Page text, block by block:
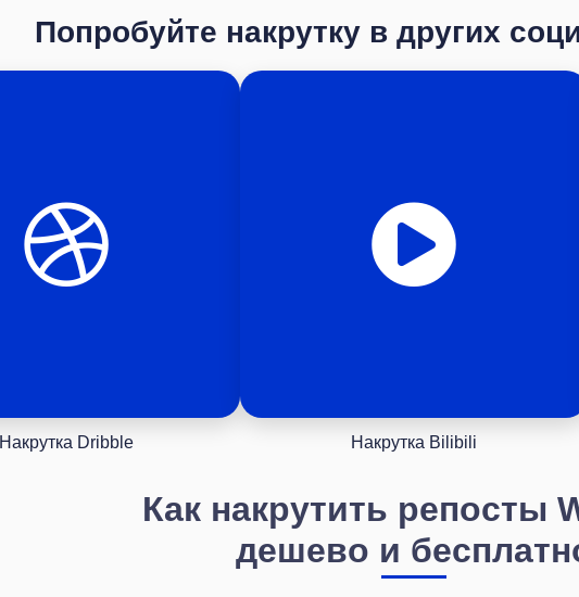
Попробуйте накрутку в других
Накрутка Dribble Накрутка Bilibili
Как накрутить репосты
дешево и